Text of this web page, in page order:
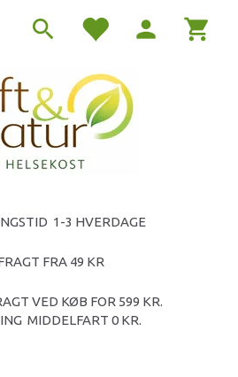
1-3 HVERDAGE
FRA 49 KR
VED KØB FOR 599 KR.
MIDDELFART 0 KR.